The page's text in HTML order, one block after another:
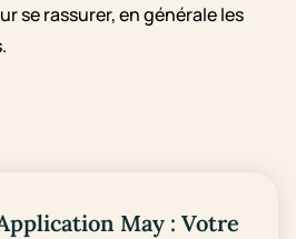
se rassurer, en générale les
May : Votre